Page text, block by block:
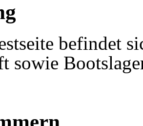
befindet
sowie